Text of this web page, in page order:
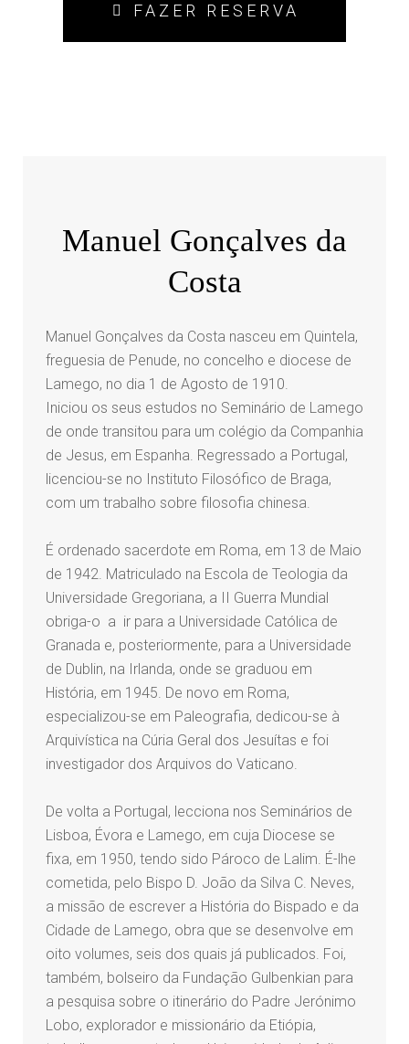
FAZER RESERVA
Manuel Gonçalves da
Costa
Manuel Gonçalves da Costa nasceu em Quintela,
freguesia de Penude, no concelho e diocese de
Lamego, no dia 1 de Agosto de 1910.
Iniciou os seus estudos no Seminário de Lamego
de onde transitou para um colégio da Companhia
de Jesus, em Espanha. Regressado a Portugal,
licenciou-se no Instituto Filosófico de Braga,
com um trabalho sobre filosofia chinesa.
É ordenado sacerdote em Roma, em 13 de Maio
de 1942. Matriculado na Escola de Teologia da
Universidade Gregoriana, a II Guerra Mundial
obriga-o a ir para a Universidade Católica de
Granada e, posteriormente, para a Universidade
de Dublin, na Irlanda, onde se graduou em
História, em 1945. De novo em Roma,
especializou-se em Paleografia, dedicou-se à
Arquivística na Cúria Geral dos Jesuítas e foi
investigador dos Arquivos do Vaticano.
De volta a Portugal, lecciona nos Seminários de
Lisboa, Évora e Lamego, em cuja Diocese se
fixa, em 1950, tendo sido Pároco de Lalim. É-lhe
cometida, pelo Bispo D. João da Silva C. Neves,
a missão de escrever a História do Bispado e da
Cidade de Lamego, obra que se desenvolve em
oito volumes, seis dos quais já publicados. Foi,
também, bolseiro da Fundação Gulbenkian para
a pesquisa sobre o itinerário do Padre Jerónimo
Lobo, explorador e missionário da Etiópia,